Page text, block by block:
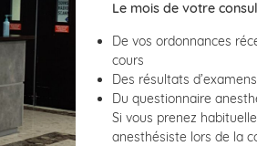
Le mois de votre
De vos ordonnances
cours
Des résultats
Du questionnaire
Si vous prenez
anesthésiste lors de la